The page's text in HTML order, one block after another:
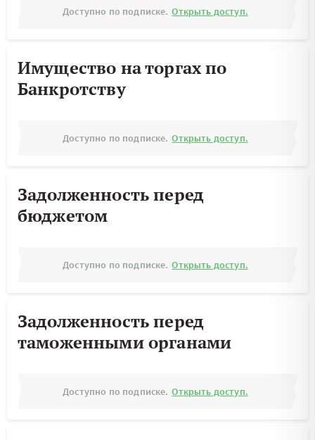
Доступно по подписке. Открыть доступ.
Имущество на торгах по
Банкротству
Доступно по подписке. Открыть доступ.
Задолженность перед
бюджетом
Доступно по подписке. Открыть доступ.
Задолженность перед
таможенными органами
Доступно по подписке. Открыть доступ.